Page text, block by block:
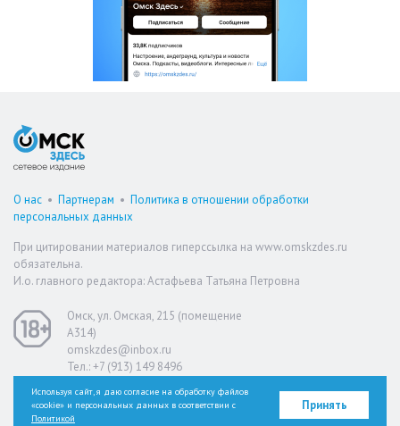
О нас • Партнерам • Политика в отношении обработки
персональных данных
При цитировании материалов гиперссылка на www.omskzdes.ru
обязательна.
И.о. главного редактора: Астафьева Татьяна Петровна
Омск, ул. Омская, 215 (помещение
А314)
omskzdes@inbox.ru
Тел.: +7 (913) 149 8496
Версия для слабовидящих
Используя сайт, я даю согласие на обработку файлов
«cookie» и персональных данных в соответствии с
Политикой
Принять